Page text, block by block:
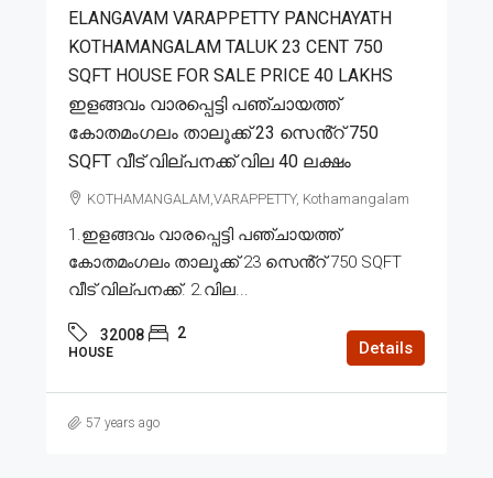
ELANGAVAM VARAPPETTY PANCHAYATH
KOTHAMANGALAM TALUK 23 CENT 750
SQFT HOUSE FOR SALE PRICE 40 LAKHS
ഇളങ്ങവം വാരപ്പെട്ടി പഞ്ചായത്ത്
കോതമംഗലം താലൂക്ക് 23 സെൻ്റ് 750
SQFT വീട് വില്പനക്ക് വില 40 ലക്ഷം
KOTHAMANGALAM,VARAPPETTY, Kothamangalam
1.ഇളങ്ങവം വാരപ്പെട്ടി പഞ്ചായത്ത്
കോതമംഗലം താലൂക്ക് 23 സെൻ്റ് 750 SQFT
വീട് വില്പനക്ക്. 2.വില...
32008 2
HOUSE Details
57 years ago